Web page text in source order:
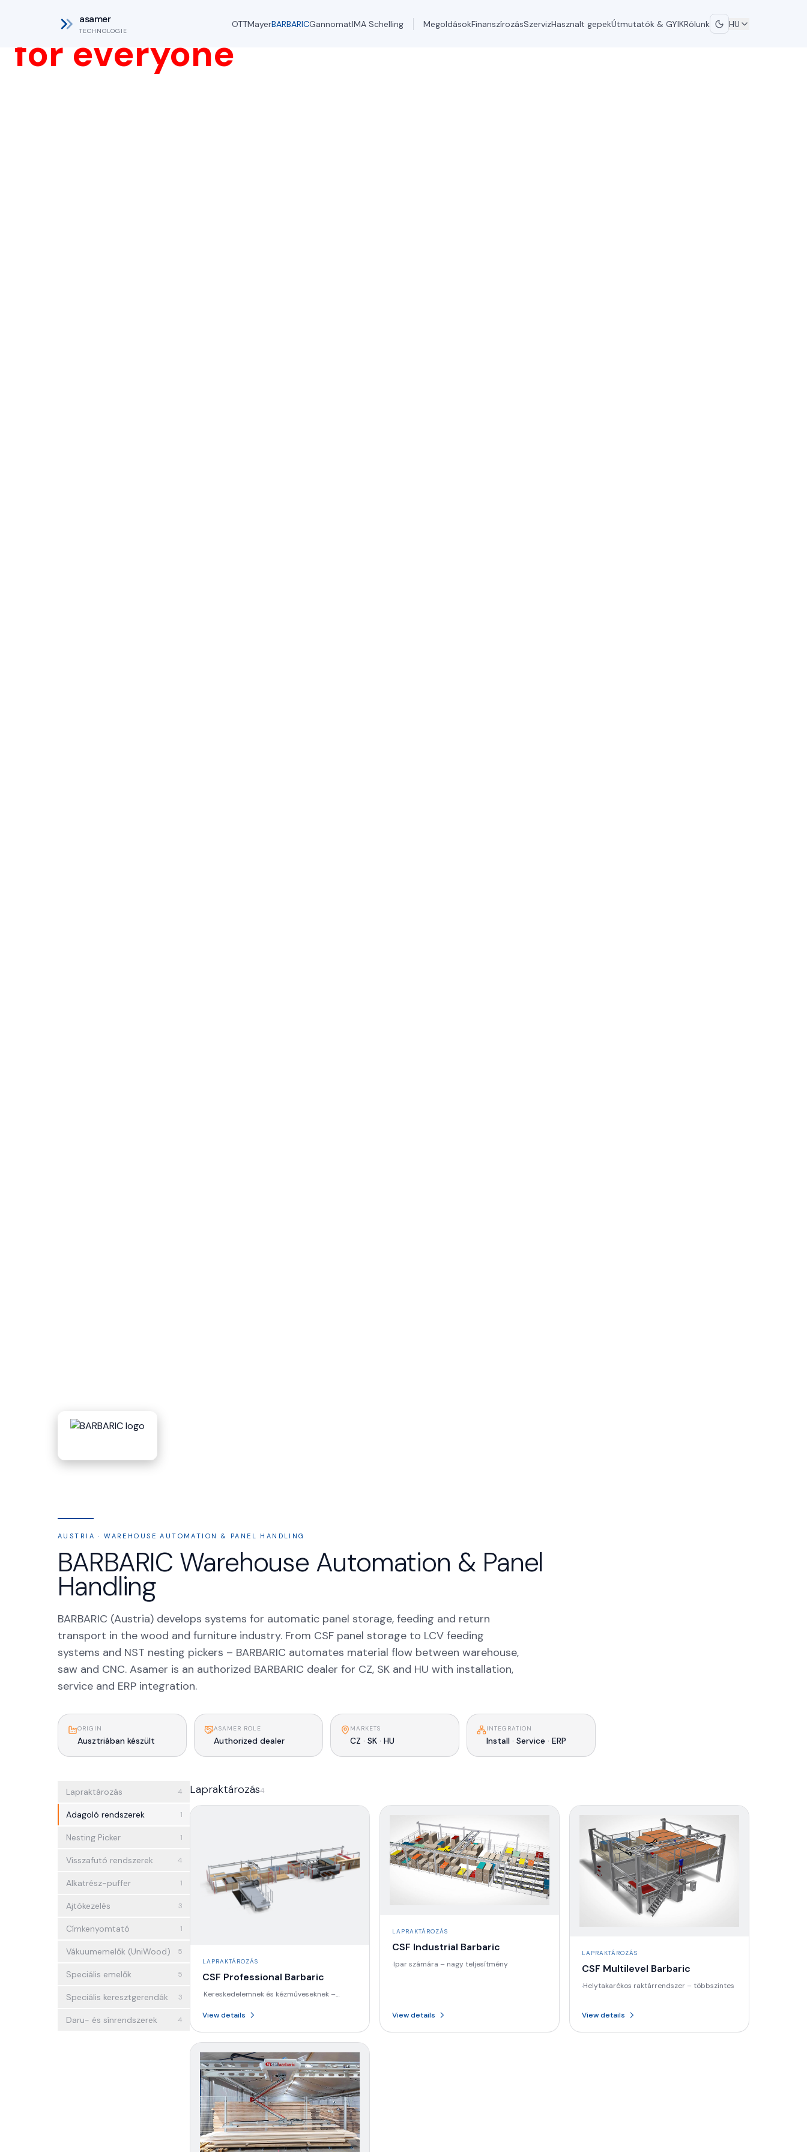
asamer
TECHNOLOGIE
OTTMayerBARBARICGannomatIMA Schelling MegoldásokFinanszírozásSzervizHasznalt gepekÚtmutatók & GYIKRólunk HU
Automation
for everyone
AUSTRIA · WAREHOUSE AUTOMATION & PANEL HANDLING
BARBARIC Warehouse Automation & Panel
Handling
BARBARIC (Austria) develops systems for automatic panel storage, feeding and return
transport in the wood and furniture industry. From CSF panel storage to LCV feeding
systems and NST nesting pickers – BARBARIC automates material flow between warehouse,
saw and CNC. Asamer is an authorized BARBARIC dealer for CZ, SK and HU with installation,
service and ERP integration.
ORIGIN
Ausztriában készült
ASAMER ROLE
Authorized dealer
MARKETS
CZ · SK · HU
INTEGRATION
Install · Service · ERP
Lapraktározás 4
Adagoló rendszerek 1
Nesting Picker 1
Visszafutó rendszerek 4
Alkatrész-puffer 1
Ajtókezelés 3
Címkenyomtató 1
Vákuumemelők (UniWood) 5
Speciális emelők 5
Speciális keresztgerendák 3
Daru- és sínrendszerek 4
Lapraktározás4
LAPRAKTÁROZÁS
CSF Professional Barbaric
·Kereskedelemnek és kézműveseknek –
View details
LAPRAKTÁROZÁS
CSF Industrial Barbaric
·Ipar számára – nagy teljesítmény
View details
LAPRAKTÁROZÁS
CSF Multilevel Barbaric
·Helytakarékos raktárrendszer – többszintes
View details